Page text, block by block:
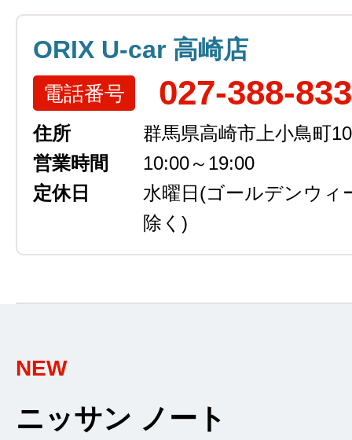
ORIX U-car 高崎店
電話番号 027-388-
住所
群馬県高崎市上小鳥町
営業時間
10:00～19:00
定休日
水曜日 (ゴールデンウィ
除く)
NEW
ニッサン ノート